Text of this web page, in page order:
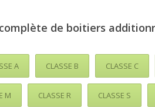
complète de boitiers
A CLASSE B CLASSE C
M CLASSE R CLASSE S